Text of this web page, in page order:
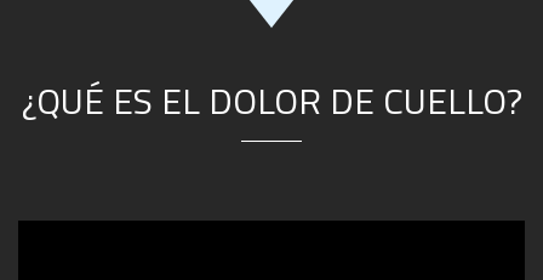
¿QUÉ ES EL DOLOR DE CUELLO?